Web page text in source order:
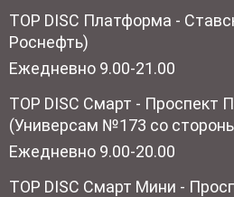
TOP DISC Платформа -
Роснефть)
Ежедневно 9.00-21.00
TOP DISC Смарт - Проспект
(Универсам №173 со
Ежедневно 9.00-20.00
TOP DISC Смарт Мини -